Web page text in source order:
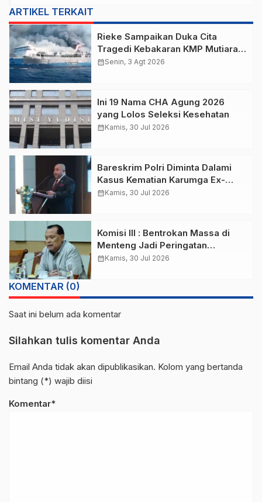
ARTIKEL TERKAIT
Rieke Sampaikan Duka Cita
Tragedi Kebakaran KMP Mutiara
Sentosa 2 di Perairan Utara
calendar_monthSenin, 3 Agt 2026
Ini 19 Nama CHA Agung 2026
yang Lolos Seleksi Kesehatan
calendar_monthKamis, 30 Jul 2026
Bareskrim Polri Diminta Dalami
Kasus Kematian Karumga Ex-
Jampidsus
calendar_monthKamis, 30 Jul 2026
Komisi III : Bentrokan Massa di
Menteng Jadi Peringatan
Kamtibmas
calendar_monthKamis, 30 Jul 2026
KOMENTAR (0)
Saat ini belum ada komentar
Silahkan tulis komentar Anda
Email Anda tidak akan dipublikasikan. Kolom yang bertanda
bintang (*) wajib diisi
Komentar*